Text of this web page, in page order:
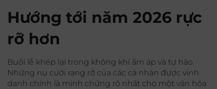
Hướng tới năm 2026 rực
rỡ hơn
Buổi lễ khép lại trong không khí ấm áp và tự hào.
Những nụ cười rạng rỡ của các cá nhân được vinh
danh chính là minh chứng rõ nhất cho một văn hóa